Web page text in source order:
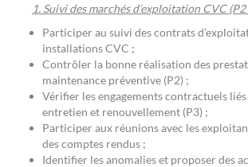
1. Suivi des marchés d’exploitation CVC
Participer au suivi des contrats
installations CVC ;
Contrôler la bonne réalisation des
maintenance préventive (P2) ;
Vérifier les engagements contractuels liés
entretien et renouvellement (P3) ;
Participer aux réunions avec les
des comptes rendus ;
Identifier les anomalies et proposer des